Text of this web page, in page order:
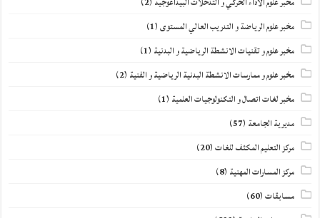
مخبر علوم الرياضة و التدريب العالي المستوى(1)
مخبر علوم و تقنيات الانشطة الرياضية و البدنية (1)
مخبر علوم و ممارسات الانشطة البدنية الرياضية و الفنية (2)
مخبر لغات اتصال و التكنولوجيات العلمية (1)
مديرية الجامعة (57)
مركز التعليم المكثف للغات(20)
مركز المسارات المهنية (8)
مسابقات(60)